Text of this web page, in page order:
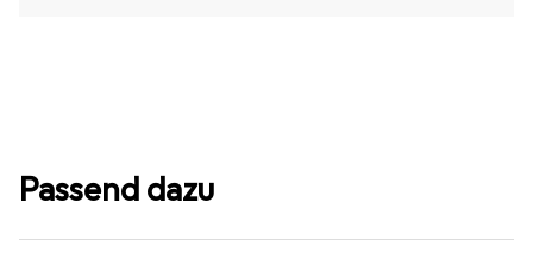
Passend dazu